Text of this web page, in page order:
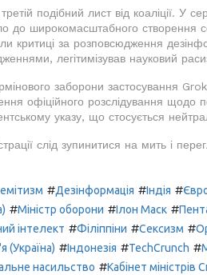
подібний лист від коаліції. У
до широкомасштабного створення
критиці за розповсюдження
легітимізував науковий
заборони застосування
офіційного розслідування щодо
указу, що стосується
слід зупинитися на мить і
#Дезінформація #Індія #
#Міністр оборони #Ілон Маск #
інтелект #Філіппіни #Сексизм #
(Україна) #Індонезія #TechCrunch #
насильство #Кабінет міністрів